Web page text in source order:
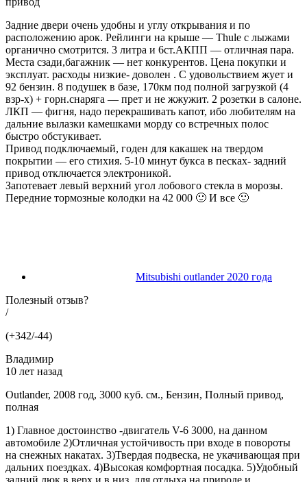
Задние двери очень удобны и углу открывания и по
расположению арок. Рейлинги на крыше — Thule с лыжами
органично смотрится. 3 литра и 6ст.АКПП — отличная пара.
Места сзади,багажник — нет конкурентов. Цена покупки и
эксплуат. расходы низкие- доволен . С удовольствием жует и
92 бензин. 8 подушек в базе, 170км под полной загрузкой (4
взр-х) + горн.снаряга — прет и не жжужит. 2 розетки в салоне.
ЛКП — фигня, надо перекрашивать капот, ибо любителям на
дальние вылазки камешками морду со встречных полос
быстро обстукивает.
Привод подключаемый, годен для какашек на твердом
покрытии — его стихия. 5-10 минут букса в песках- задний
привод отключается электроникой.
Запотевает левый верхний угол лобового стекла в морозы.
Передние тормозные колодки на 42 000 🙂 И все 🙂
Mitsubishi outlander 2020 года
Полезный отзыв?
/
(+342/-44)
Владимир
10 лет назад
Outlander, 2008 год, 3000 куб. см., Бензин, Полный привод,
полная
1) Главное достоинство -двигатель V-6 3000, на данном
автомобиле 2)Отличная устойчивость при входе в повороты
на снежных накатах. 3)Твердая подвеска, не укачивающая при
дальних поездках. 4)Высокая комфортная посадка. 5)Удобный
задний люк в верх и в низ, для отдыха на природе и